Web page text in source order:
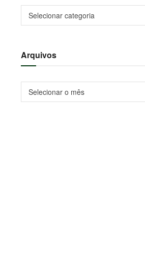
Categorias
Selecionar categoria
Arquivos
Arquivos
Selecionar o mês